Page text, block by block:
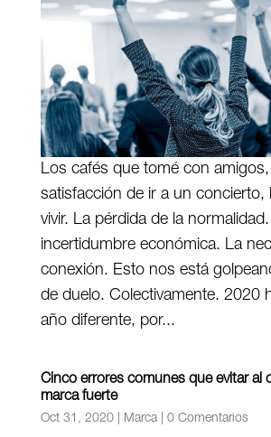
Los cafés que tomé con amigos,
satisfacción de ir a un concierto,
vivir. La pérdida de la
incertidumbre económica. La
conexión. Esto nos está
de duelo. Colectivamente. 2020
año diferente, por...
Cinco errores comunes que evitar al
marca fuerte
Oct 31, 2020| Marca| 0 Comentarios